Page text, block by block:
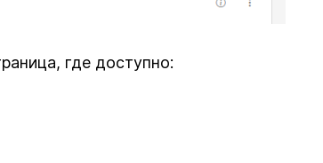
где доступно: